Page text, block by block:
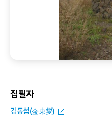
집필자
김동섭(金東燮)